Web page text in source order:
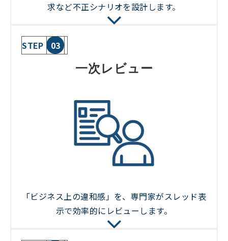
求など不正シナリオを設計します。
STEP 03
一次レビュー
「ビジネス上の違和感」を、専門家がスレッド表
示で効率的にレビューします。